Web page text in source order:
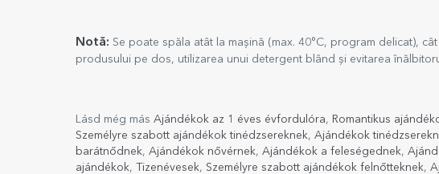
Notă: Se poate spăla atât la mașină (max. 40°C, program delicat),
produsului pe dos, utilizarea unui detergent blând și evitarea
Lásd még más Ajándékok az 1 éves évfordulóra, Romantikus
Személyre szabott ajándékok tinédzsereknek, Ajándékok
barátnődnek, Ajándékok nővérnek, Ajándékok a feleségednek,
ajándékok, Tizenévesek, Személyre szabott ajándékok felnőtteknek,